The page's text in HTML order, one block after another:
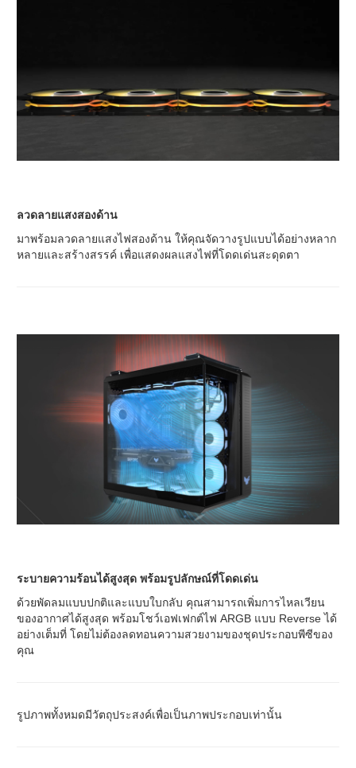
ลวดลายแสงสองด้าน
มาพร้อมลวดลายแสงไฟสองด้าน ให้คุณจัดวางรูปแบบได้อย่างหลาก
หลายและสร้างสรรค์ เพื่อแสดงผลแสงไฟที่โดดเด่นสะดุดตา
ระบายความร้อนได้สูงสุด พร้อมรูปลักษณ์ที่โดดเด่น
ด้วยพัดลมแบบปกติและแบบใบกลับ คุณสามารถเพิ่มการไหลเวียน
ของอากาศได้สูงสุด พร้อมโชว์เอฟเฟกต์ไฟ ARGB แบบ Reverse ได้
อย่างเต็มที่ โดยไม่ต้องลดทอนความสวยงามของชุดประกอบพีซีของ
คุณ
รูปภาพทั้งหมดมีวัตถุประสงค์เพื่อเป็นภาพประกอบเท่านั้น